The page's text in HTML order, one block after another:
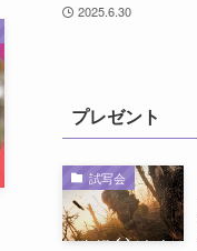
2025.6.30
プレゼント
試写会